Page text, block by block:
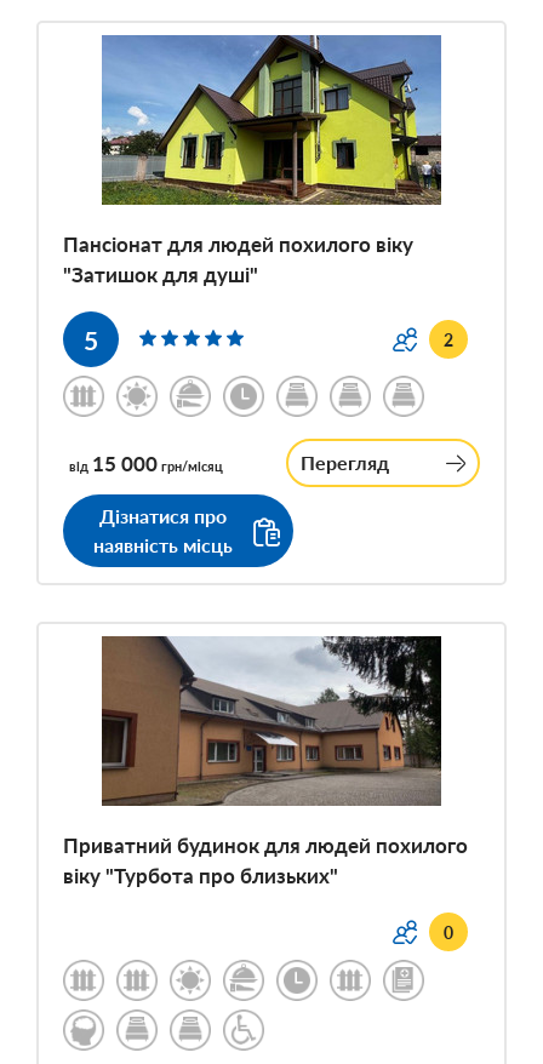
Пансіонат для людей похилого віку
"Затишок для душі"
5 2
від 15 000 грн/місяц Перегляд
Дізнатися про
наявність місць
Приватний будинок для людей похилого
віку "Турбота про близьких"
0